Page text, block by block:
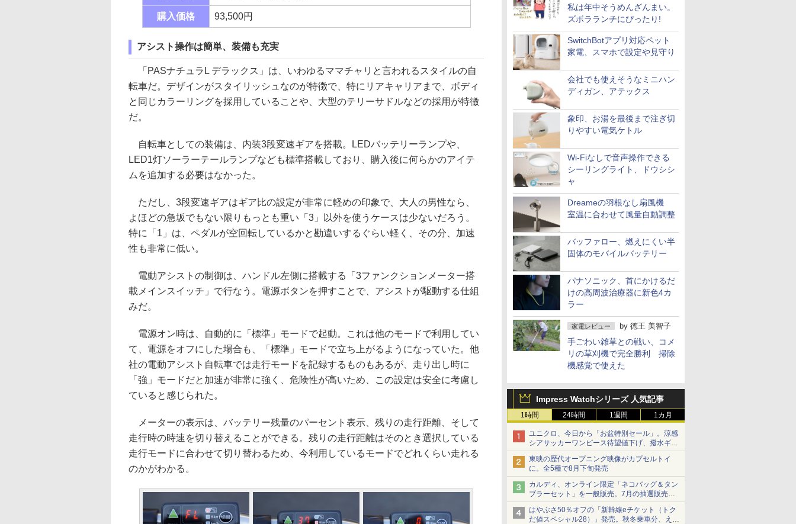
私は年中そうめんざんまい。
ズボラランチにぴったり!
SwitchBotアプリ対応ペット
家電、スマホで設定や見守り
会社でも使えそうなミニハン
ディガン、アテックス
象印、お湯を最後まで注ぎ切
りやすい電気ケトル
Wi-Fiなしで音声操作できる
シーリングライト、ドウシシ
ャ
Dreameの羽根なし扇風機
室温に合わせて風量自動調整
バッファロー、燃えにくい半
固体のモバイルバッテリー
パナソニック、首にかけるだ
けの高周波治療器に新色4カ
ラー
家電レビュー by 徳王 美智子
手ごわい雑草との戦い、コメ
リの草刈機で完全勝利 掃除
機感覚で使えた
Impress Watchシリーズ 人気記事
1時間 24時間 1週間 1カ月
ユニクロ、今日から「お盆特別セール」。涼感
シアサッカーワンピース待望値下げ、撥水ギア
ショーツは1990円に
東映の歴代オープニング映像がカプセルトイ
に。全5種で8月下旬発売
カルディ、オンライン限定「ネコバッグ＆タン
ブラーセット」を一般販売。7月の抽選販売の
当選無効分
はやぶさ50％オフの「新幹線eチケット（トク
だ値スペシャル28）」発売。秋冬乗車分、えき
購入価格 93,500円
アシスト操作は簡単、装備も充実
「PASナチュラL デラックス」は、いわゆるママチャリと言われるスタイルの自
転車だ。デザインがスタイリッシュなのが特徴で、特にリアキャリアまで、ボディ
と同じカラーリングを採用していることや、大型のテリーサドルなどの採用が特徴
だ。
自転車としての装備は、内装3段変速ギアを搭載。LEDバッテリーランプや、
LED1灯ソーラーテールランプなども標準搭載しており、購入後に何らかのアイテ
ムを追加する必要はなかった。
ただし、3段変速ギアはギア比の設定が非常に軽めの印象で、大人の男性なら、
よほどの急坂でもない限りもっとも重い「3」以外を使うケースは少ないだろう。
特に「1」は、ペダルが空回転しているかと勘違いするぐらい軽く、その分、加速
性も非常に低い。
電動アシストの制御は、ハンドル左側に搭載する「3ファンクションメーター搭
載メインスイッチ」で行なう。電源ボタンを押すことで、アシストが駆動する仕組
みだ。
電源オン時は、自動的に「標準」モードで起動。これは他のモードで利用してい
て、電源をオフにした場合も、「標準」モードで立ち上がるようになっていた。他
社の電動アシスト自転車では走行モードを記録するものもあるが、走り出し時に
「強」モードだと加速が非常に強く、危険性が高いため、この設定は安全に考慮し
ていると感じられた。
メーターの表示は、バッテリー残量のパーセント表示、残りの走行距離、そして
走行時の時速を切り替えることができる。残りの走行距離はそのとき選択している
走行モードに合わせて切り替わるため、今利用しているモードでどれくらい走れる
のかがわかる。